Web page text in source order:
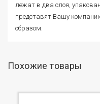
лежат в два слоя,
представят Вашу
образом.
Похожие товары